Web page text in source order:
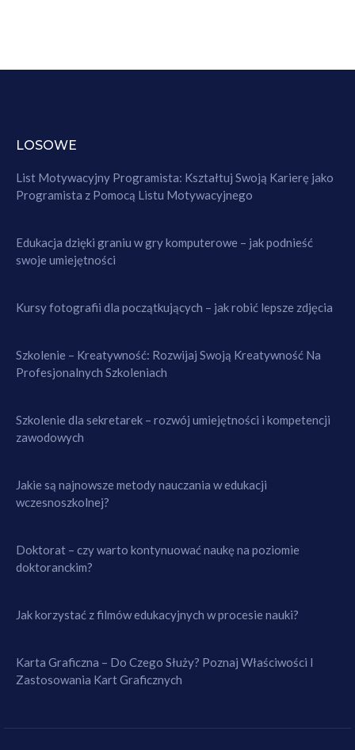
LOSOWE
List Motywacyjny Programista: Kształtuj Swoją Karierę jako
Programista z Pomocą Listu Motywacyjnego
Edukacja dzięki graniu w gry komputerowe – jak podnieść
swoje umiejętności
Kursy fotografii dla początkujących – jak robić lepsze zdjęcia
Szkolenie – Kreatywność: Rozwijaj Swoją Kreatywność Na
Profesjonalnych Szkoleniach
Szkolenie dla sekretarek – rozwój umiejętności i kompetencji
zawodowych
Jakie są najnowsze metody nauczania w edukacji
wczesnoszkolnej?
Doktorat – czy warto kontynuować naukę na poziomie
doktoranckim?
Jak korzystać z filmów edukacyjnych w procesie nauki?
Karta Graficzna – Do Czego Służy? Poznaj Właściwości I
Zastosowania Kart Graficznych